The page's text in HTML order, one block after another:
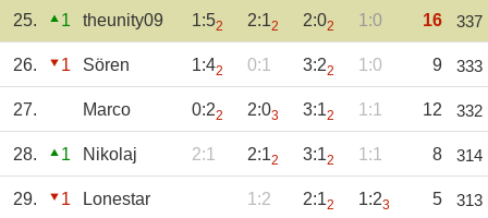
25. 1 theunity09 1:52 2:12 2:02 1:0 16 337
26. 1 Sören 1:42 0:1 3:22 1:0 9 333
27. Marco 0:22 2:03 3:12 1:1 12 332
28. 1 Nikolaj 2:1 2:12 3:12 1:1 8 314
29. 1 Lonestar 1:2 2:12 1:23 5 313